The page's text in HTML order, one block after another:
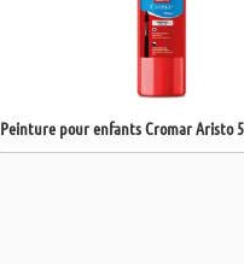
Avec cette
polyvalente,
Peinture pour enfants Cromar Aristo